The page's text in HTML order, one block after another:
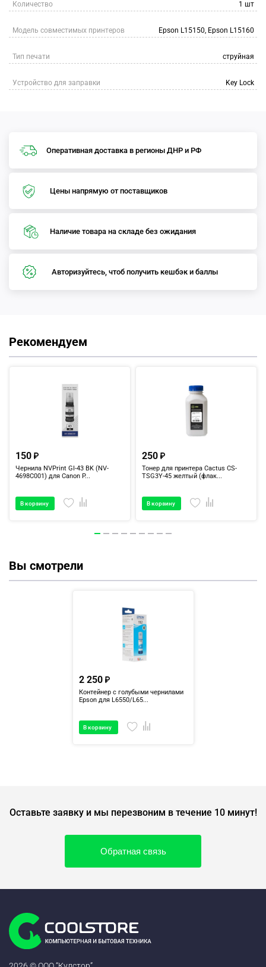
Количество 1 шт
Модель совместимых принтеров Epson L15150, Epson L15160
Тип печати струйная
Устройство для заправки Key Lock
Оперативная доставка в регионы ДНР и РФ
Цены напрямую от поставщиков
Наличие товара на складе без ожидания
Авторизуйтесь, чтоб получить кешбэк и баллы
Рекомендуем
150
Чернила NVPrint GI-43 BK (NV-
4698C001) для Canon P...
В корзину
250
Тонер для принтера Cactus CS-
TSG3Y-45 желтый (флак...
В корзину
Вы смотрели
2 250
Контейнер с голубыми чернилами
Epson для L6550/L65...
В корзину
Оставьте заявку и мы перезвоним в течение 10 минут!
Обратная связь